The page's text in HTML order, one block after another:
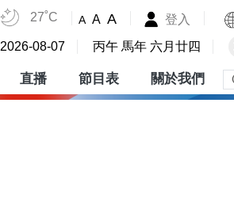
27˚C A A A 登入
2026-08-07 丙午 馬年 六月廿四
直播 節目表 關於我們